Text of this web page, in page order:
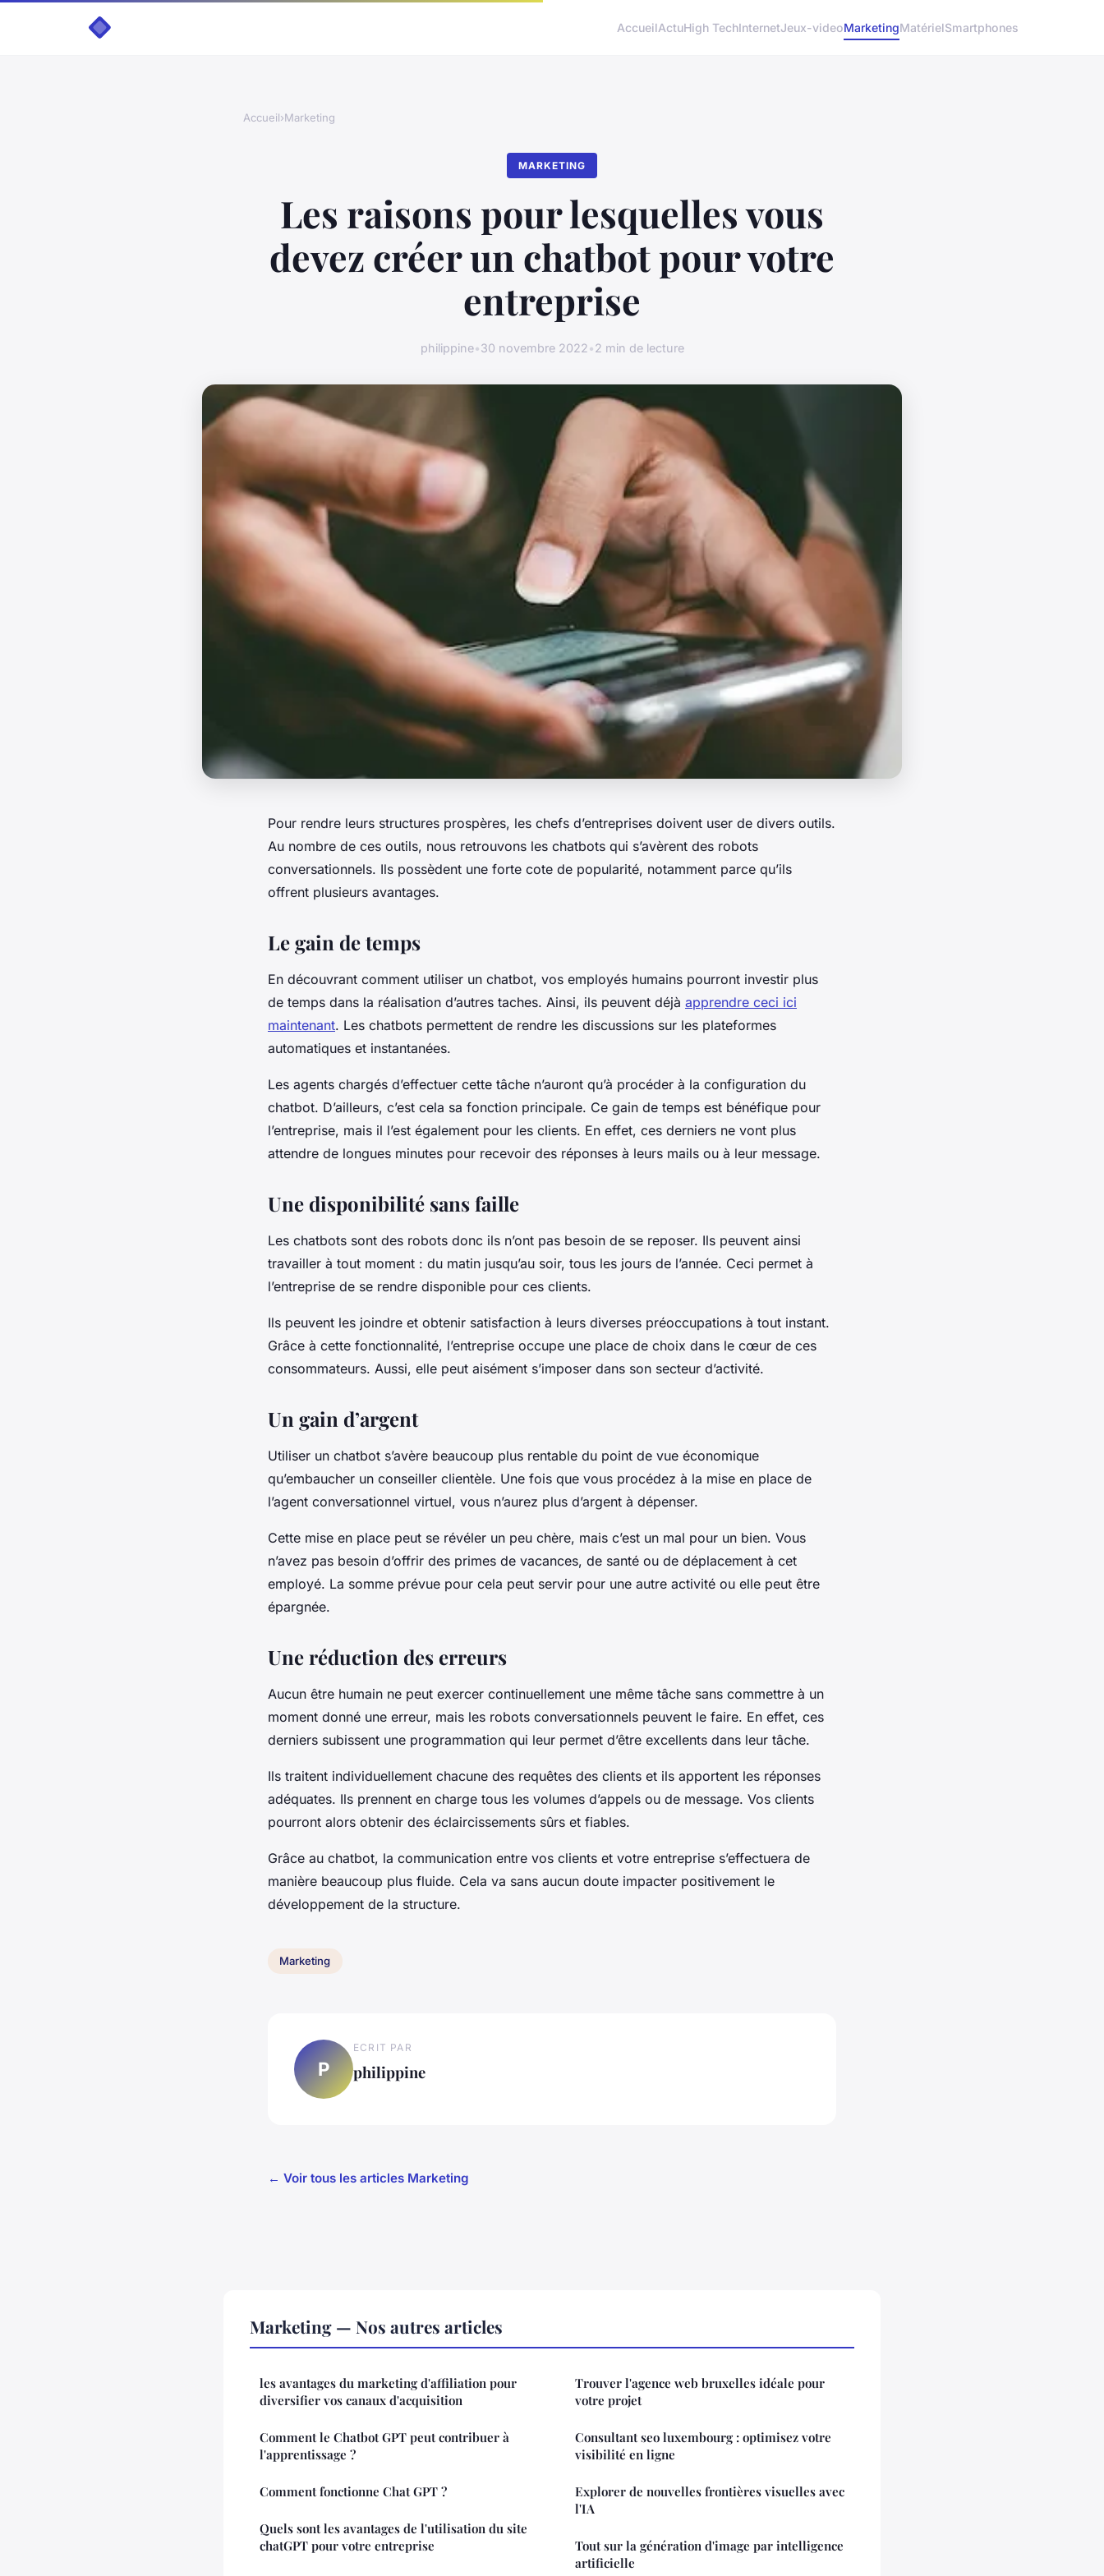
AccueilActuHigh TechInternetJeux-videoMarketingMatérielSmartphones
Accueil›Marketing
MARKETING
Les raisons pour lesquelles vous
devez créer un chatbot pour votre
entreprise
philippine•30 novembre 2022•2 min de lecture
Pour rendre leurs structures prospères, les chefs d’entreprises doivent user de divers outils.
Au nombre de ces outils, nous retrouvons les chatbots qui s’avèrent des robots
conversationnels. Ils possèdent une forte cote de popularité, notamment parce qu’ils
offrent plusieurs avantages.
Le gain de temps
En découvrant comment utiliser un chatbot, vos employés humains pourront investir plus
de temps dans la réalisation d’autres taches. Ainsi, ils peuvent déjà apprendre ceci ici
maintenant. Les chatbots permettent de rendre les discussions sur les plateformes
automatiques et instantanées.
Les agents chargés d’effectuer cette tâche n’auront qu’à procéder à la configuration du
chatbot. D’ailleurs, c’est cela sa fonction principale. Ce gain de temps est bénéfique pour
l’entreprise, mais il l’est également pour les clients. En effet, ces derniers ne vont plus
attendre de longues minutes pour recevoir des réponses à leurs mails ou à leur message.
Une disponibilité sans faille
Les chatbots sont des robots donc ils n’ont pas besoin de se reposer. Ils peuvent ainsi
travailler à tout moment : du matin jusqu’au soir, tous les jours de l’année. Ceci permet à
l’entreprise de se rendre disponible pour ces clients.
Ils peuvent les joindre et obtenir satisfaction à leurs diverses préoccupations à tout instant.
Grâce à cette fonctionnalité, l’entreprise occupe une place de choix dans le cœur de ces
consommateurs. Aussi, elle peut aisément s’imposer dans son secteur d’activité.
Un gain d’argent
Utiliser un chatbot s’avère beaucoup plus rentable du point de vue économique
qu’embaucher un conseiller clientèle. Une fois que vous procédez à la mise en place de
l’agent conversationnel virtuel, vous n’aurez plus d’argent à dépenser.
Cette mise en place peut se révéler un peu chère, mais c’est un mal pour un bien. Vous
n’avez pas besoin d’offrir des primes de vacances, de santé ou de déplacement à cet
employé. La somme prévue pour cela peut servir pour une autre activité ou elle peut être
épargnée.
Une réduction des erreurs
Aucun être humain ne peut exercer continuellement une même tâche sans commettre à un
moment donné une erreur, mais les robots conversationnels peuvent le faire. En effet, ces
derniers subissent une programmation qui leur permet d’être excellents dans leur tâche.
Ils traitent individuellement chacune des requêtes des clients et ils apportent les réponses
adéquates. Ils prennent en charge tous les volumes d’appels ou de message. Vos clients
pourront alors obtenir des éclaircissements sûrs et fiables.
Grâce au chatbot, la communication entre vos clients et votre entreprise s’effectuera de
manière beaucoup plus fluide. Cela va sans aucun doute impacter positivement le
développement de la structure.
Marketing
P
ECRIT PAR
philippine
← Voir tous les articles Marketing
Marketing — Nos autres articles
les avantages du marketing d'affiliation pour
diversifier vos canaux d'acquisition
Comment le Chatbot GPT peut contribuer à
l'apprentissage ?
Comment fonctionne Chat GPT ?
Quels sont les avantages de l'utilisation du site
chatGPT pour votre entreprise
Trouver l'agence web bruxelles idéale pour
votre projet
Consultant seo luxembourg : optimisez votre
visibilité en ligne
Explorer de nouvelles frontières visuelles avec
l'IA
Tout sur la génération d'image par intelligence
artificielle